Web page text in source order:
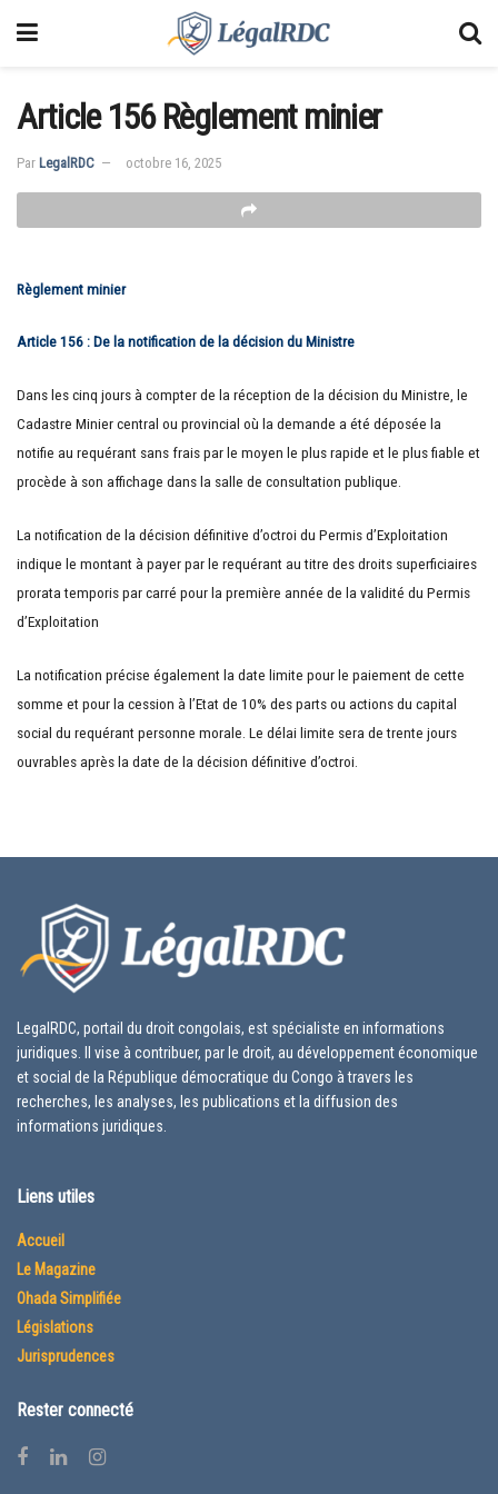
Article 156 Règlement minier
Par LegalRDC octobre 16, 2025
Règlement minier
Article 156 : De la notification de la décision du Ministre
Dans les cinq jours à compter de la réception de la décision du Ministre, le
Cadastre Minier central ou provincial où la demande a été déposée la
notifie au requérant sans frais par le moyen le plus rapide et le plus fiable et
procède à son affichage dans la salle de consultation publique.
La notification de la décision définitive d’octroi du Permis d’Exploitation
indique le montant à payer par le requérant au titre des droits superficiaires
prorata temporis par carré pour la première année de la validité du Permis
d’Exploitation
La notification précise également la date limite pour le paiement de cette
somme et pour la cession à l’Etat de 10% des parts ou actions du capital
social du requérant personne morale. Le délai limite sera de trente jours
ouvrables après la date de la décision définitive d’octroi.
LegalRDC, portail du droit congolais, est spécialiste en informations
juridiques. Il vise à contribuer, par le droit, au développement économique
et social de la République démocratique du Congo à travers les
recherches, les analyses, les publications et la diffusion des
informations juridiques.
Liens utiles
Accueil
Le Magazine
Ohada Simplifiée
Législations
Jurisprudences
Rester connecté